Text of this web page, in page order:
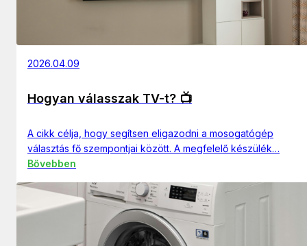
2026.04.09
Hogyan válasszak TV-t? 📺
A cikk célja, hogy segítsen eligazodni a mosogatógép
választás fő szempontjai között. A megfelelő készülék…
Bővebben